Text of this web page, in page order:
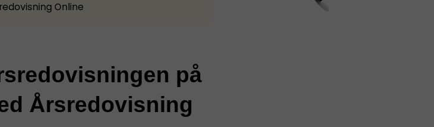
Online
på
Årsredovisning